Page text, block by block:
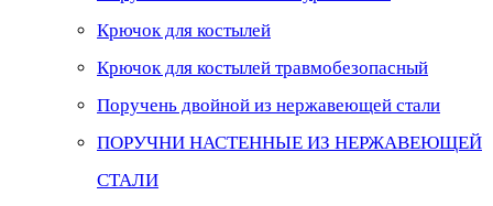
Крючок для костылей
Крючок для костылей травмобезопасный
Поручень двойной из нержавеющей стали
ПОРУЧНИ НАСТЕННЫЕ ИЗ НЕРЖАВЕЮЩЕЙ
СТАЛИ